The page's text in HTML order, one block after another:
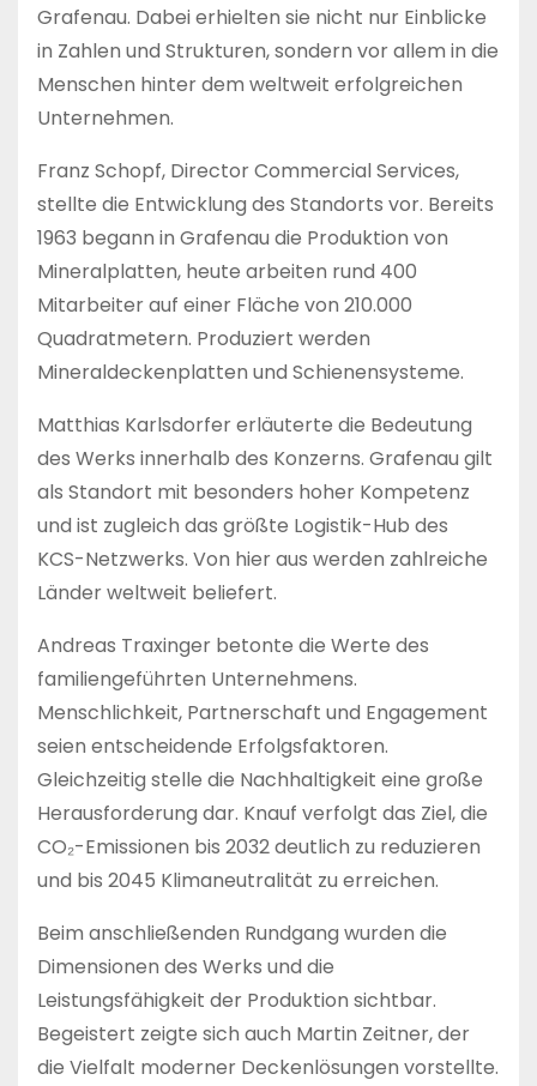
Grafenau. Dabei erhielten sie nicht nur Einblicke
in Zahlen und Strukturen, sondern vor allem in die
Menschen hinter dem weltweit erfolgreichen
Unternehmen.
Franz Schopf, Director Commercial Services,
stellte die Entwicklung des Standorts vor. Bereits
1963 begann in Grafenau die Produktion von
Mineralplatten, heute arbeiten rund 400
Mitarbeiter auf einer Fläche von 210.000
Quadratmetern. Produziert werden
Mineraldeckenplatten und Schienensysteme.
Matthias Karlsdorfer erläuterte die Bedeutung
des Werks innerhalb des Konzerns. Grafenau gilt
als Standort mit besonders hoher Kompetenz
und ist zugleich das größte Logistik-Hub des
KCS-Netzwerks. Von hier aus werden zahlreiche
Länder weltweit beliefert.
Andreas Traxinger betonte die Werte des
familiengeführten Unternehmens.
Menschlichkeit, Partnerschaft und Engagement
seien entscheidende Erfolgsfaktoren.
Gleichzeitig stelle die Nachhaltigkeit eine große
Herausforderung dar. Knauf verfolgt das Ziel, die
CO₂-Emissionen bis 2032 deutlich zu reduzieren
und bis 2045 Klimaneutralität zu erreichen.
Beim anschließenden Rundgang wurden die
Dimensionen des Werks und die
Leistungsfähigkeit der Produktion sichtbar.
Begeistert zeigte sich auch Martin Zeitner, der
die Vielfalt moderner Deckenlösungen vorstellte.